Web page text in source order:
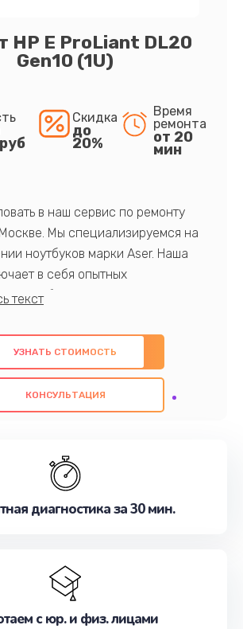
HP E ProLiant DL20
Gen10 (1U)
Скидка
до
20%
Время
ремонта
от 20
мин
в наш сервис по ремонту
Мы специализируемся на
ноутбуков марки Aser. Наша
в себя опытных
с обширными знаниями и
и качественный ремонт с
оригинальных компонентов, а
качество всех
работ. Наша цель - предоставить
Не медлите записаться на
УЗНАТЬ СТОИМОСТЬ
КОНСУЛЬТАЦИЯ
диагностика за 30 мин.
с юр. и физ. лицами